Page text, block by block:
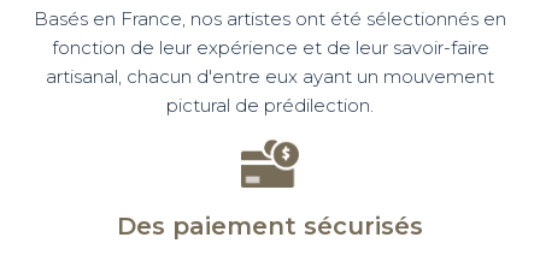
Basés en France, nos artistes ont été sélectionnés en
fonction de leur expérience et de leur savoir-faire
artisanal, chacun d'entre eux ayant un mouvement
pictural de prédilection.
Des paiement sécurisés